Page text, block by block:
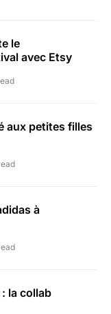
le
avec Etsy
aux petites filles
à
la collab